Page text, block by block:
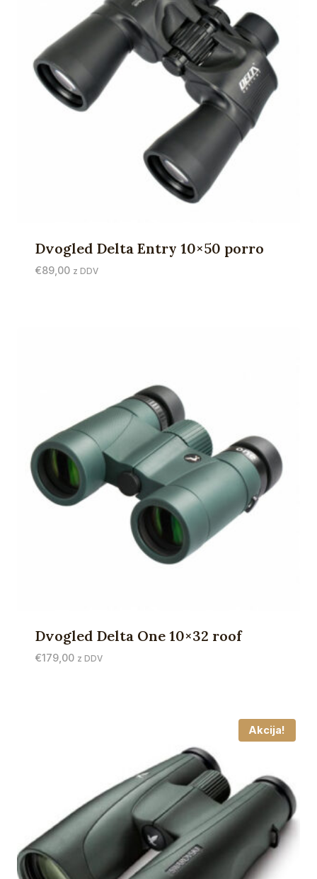
Dvogled Delta Entry 10×50 porro
€89,00 z DDV
Dvogled Delta One 10×32 roof
€179,00 z DDV
Akcija!